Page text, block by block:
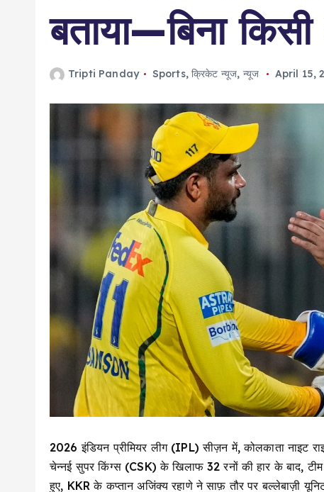
बताया—बिना
Tripti Panday Sports,क्रिकेट न्यूज, न्यूज April 15,
2026 इंडियन प्रीमियर लीग (IPL) सीज़न में, कोलकाता नाइट
चेन्नई सुपर किंग्स (CSK) के खिलाफ 32 रनों की हार के बाद,
हुए, KKR के कप्तान अजिंक्य रहाणे ने साफ़ तौर पर बल्लेबाज़ी